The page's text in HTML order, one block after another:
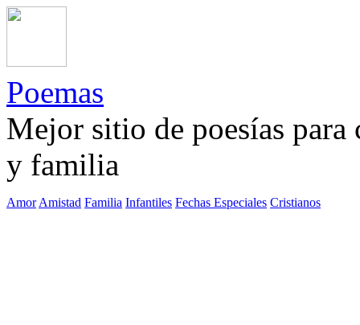
Poemas
Mejor sitio de poesías
y familia
Amor Amistad Familia Infantiles Fechas Especiales Cristianos